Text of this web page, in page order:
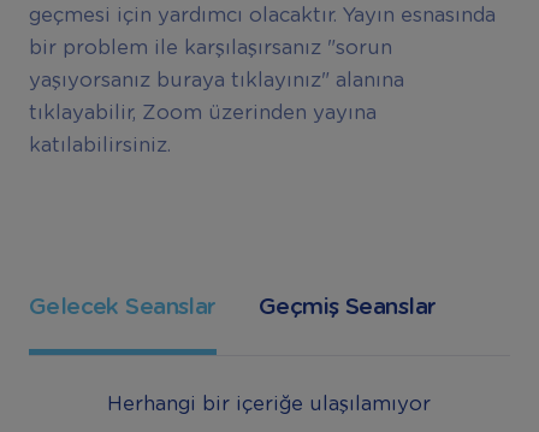
geçmesi için yardımcı olacaktır. Yayın esnasında
bir problem ile karşılaşırsanız "sorun
yaşıyorsanız buraya tıklayınız" alanına
tıklayabilir, Zoom üzerinden yayına
katılabilirsiniz.
Gelecek Seanslar Geçmiş Seanslar
Herhangi bir içeriğe ulaşılamıyor